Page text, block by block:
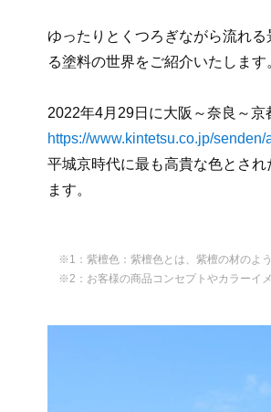
ゆったりとくつろぎながら流れ
る塗料の世界をご紹介いたします
2022年4月29日に大阪～奈良～
https://www.kintetsu.co.jp/
平城京時代に最も高貴な色とさ
ます。
※1：紫檀色：紫檀色とは、紫檀の材のよ
※2：お客様の商品コンセプトやカラーイ